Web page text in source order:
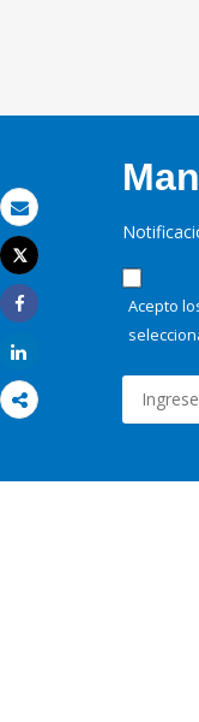
Correo electrónico
Imprimir
Tweet
Share
Acepto